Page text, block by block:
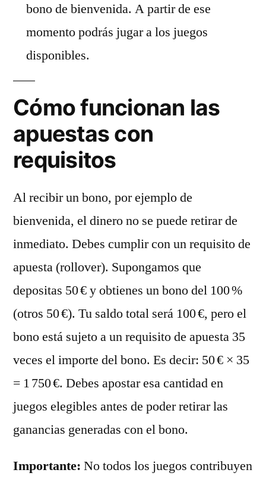
bono de bienvenida. A partir de ese
momento podrás jugar a los juegos
disponibles.
Cómo funcionan las
apuestas con
requisitos
Al recibir un bono, por ejemplo de
bienvenida, el dinero no se puede retirar de
inmediato. Debes cumplir con un requisito de
apuesta (rollover). Supongamos que
depositas 50 € y obtienes un bono del 100 %
(otros 50 €). Tu saldo total será 100 €, pero el
bono está sujeto a un requisito de apuesta 35
veces el importe del bono. Es decir: 50 € × 35
= 1 750 €. Debes apostar esa cantidad en
juegos elegibles antes de poder retirar las
ganancias generadas con el bono.
Importante: No todos los juegos contribuyen